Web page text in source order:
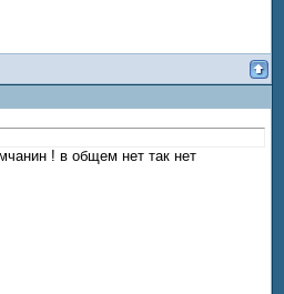
! в общем нет так нет